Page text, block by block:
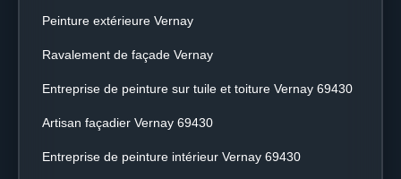
Peinture extérieure Vernay
Ravalement de façade Vernay
Entreprise de peinture sur tuile et toiture Vernay 69430
Artisan façadier Vernay 69430
Entreprise de peinture intérieur Vernay 69430